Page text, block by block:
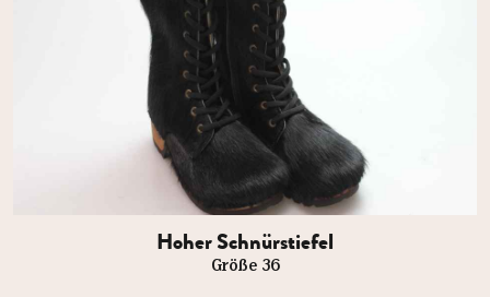
Hoher Schnürstiefel
Größe 36